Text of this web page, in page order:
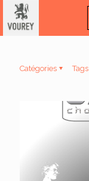
Catégories Tags